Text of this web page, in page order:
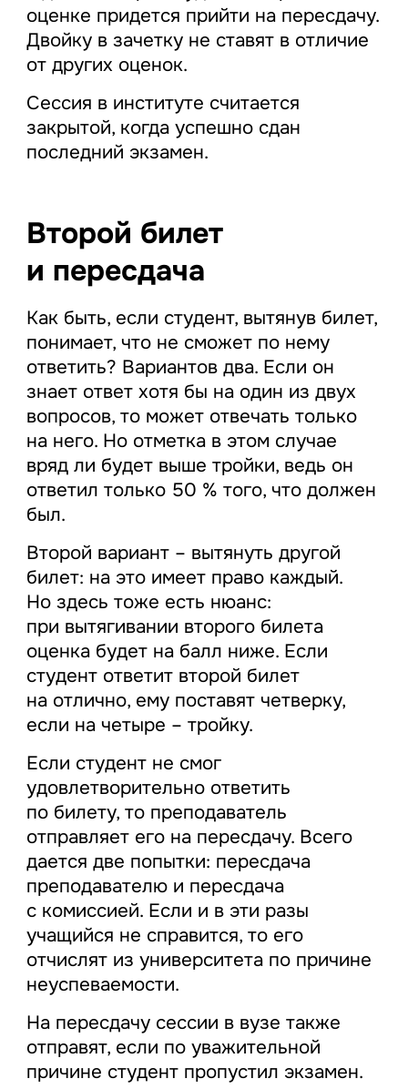
оценке придется прийти на пересдачу.
Двойку в зачетку не ставят в отличие
от других оценок.
Сессия в институте считается
закрытой, когда успешно сдан
последний экзамен.
Второй билет
и пересдача
Как быть, если студент, вытянув билет,
понимает, что не сможет по нему
ответить? Вариантов два. Если он
знает ответ хотя бы на один из двух
вопросов, то может отвечать только
на него. Но отметка в этом случае
вряд ли будет выше тройки, ведь он
ответил только 50 % того, что должен
был.
Второй вариант – вытянуть другой
билет: на это имеет право каждый.
Но здесь тоже есть нюанс:
при вытягивании второго билета
оценка будет на балл ниже. Если
студент ответит второй билет
на отлично, ему поставят четверку,
если на четыре – тройку.
Если студент не смог
удовлетворительно ответить
по билету, то преподаватель
отправляет его на пересдачу. Всего
дается две попытки: пересдача
преподавателю и пересдача
с комиссией. Если и в эти разы
учащийся не справится, то его
отчислят из университета по причине
неуспеваемости.
На пересдачу сессии в вузе также
отправят, если по уважительной
причине студент пропустил экзамен.